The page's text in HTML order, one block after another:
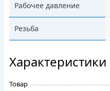
Рабочее давление
Резьба
Характеристики
Товар